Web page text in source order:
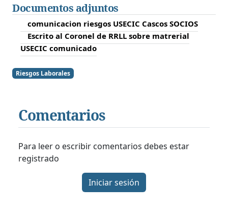
Documentos adjuntos
comunicacion riesgos USECIC Cascos SOCIOS
Escrito al Coronel de RRLL sobre matrerial
USECIC comunicado
Riesgos Laborales
Comentarios
Para leer o escribir comentarios debes estar
registrado
Iniciar sesión